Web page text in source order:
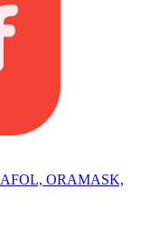
ORAMASK,